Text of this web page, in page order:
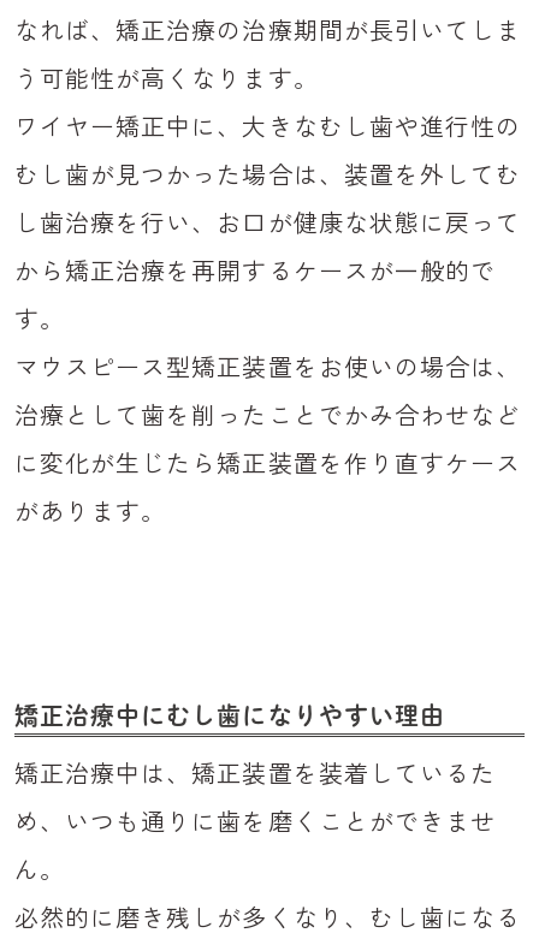
なれば、矯正治療の治療期間が長引いてしま
う可能性が高くなります。
ワイヤー矯正中に、大きなむし歯や進行性の
むし歯が見つかった場合は、装置を外してむ
し歯治療を行い、お口が健康な状態に戻って
から矯正治療を再開するケースが一般的で
す。
マウスピース型矯正装置をお使いの場合は、
治療として歯を削ったことでかみ合わせなど
に変化が生じたら矯正装置を作り直すケース
があります。
矯正治療中にむし歯になりやすい理由
矯正治療中は、矯正装置を装着しているた
め、いつも通りに歯を磨くことができませ
ん。
必然的に磨き残しが多くなり、むし歯になる